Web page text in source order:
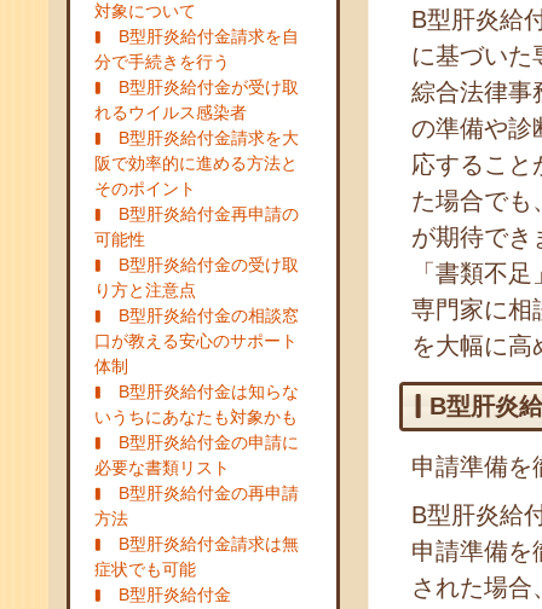
対象について
B型肝炎給付金請求を自
分で手続きを行う
B型肝炎給付金が受け取
れるウイルス感染者
B型肝炎給付金請求を大
阪で効率的に進める方法と
そのポイント
B型肝炎給付金再申請の
可能性
B型肝炎給付金の受け取
り方と注意点
B型肝炎給付金の相談窓
口が教える安心のサポート
体制
B型肝炎給付金は知らな
いうちにあなたも対象かも
B型肝炎給付金の申請に
必要な書類リスト
B型肝炎給付金の再申請
方法
B型肝炎給付金請求は無
症状でも可能
B型肝炎給付金
B型肝炎給
に基づいた
綜合法律事
の準備や診
応すること
た場合でも
が期待でき
「書類不
専門家に相
を大幅に高
B型肝炎
申請準備を
B型肝炎給
申請準備を
された場合